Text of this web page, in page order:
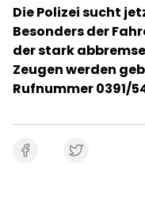
Die Polizei sucht
Besonders der
der stark
Zeugen werden
Rufnummer 0391/